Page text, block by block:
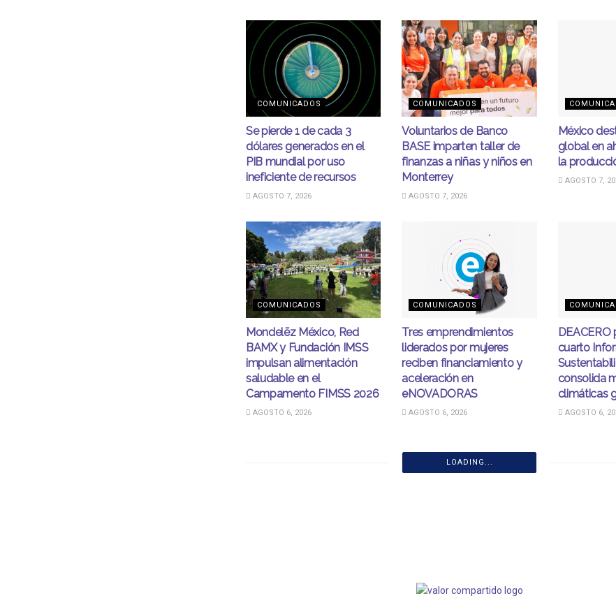
COMUNICADOS
Se pierde 1 de cada 3
dólares generados en el
PIB mundial por uso
ineficiente de recursos
AGOSTO 7, 2026
COMUNICADOS
Voluntarios de Banco
BASE imparten taller de
finanzas a niñas y niños en
Monterrey
AGOSTO 7, 2026
México
global en
la
AGOSTO 7,
COMUNICADOS
Mondelēz México, Red
BAMX y Fundación IMSS
impulsan alimentación
saludable en el
Campamento FIMSS 2026
AGOSTO 6, 2026
COMUNICADOS
Tres emprendimientos
liderados por mujeres
reciben financiamiento y
aceleración en
eNOVADORAS
AGOSTO 6, 2026
DEACERO
cuarto
consolida
climáticas
AGOSTO 6,
LOADING...